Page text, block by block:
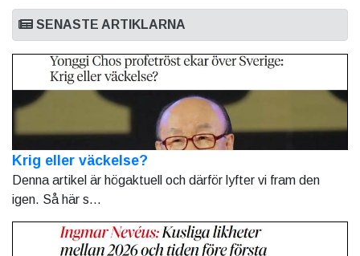
SENASTE ARTIKLARNA
Krig eller väckelse?
Denna artikel är högaktuell och därför lyfter vi fram den
igen. Så här s...